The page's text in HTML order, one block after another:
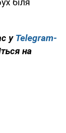
у Telegram-
на